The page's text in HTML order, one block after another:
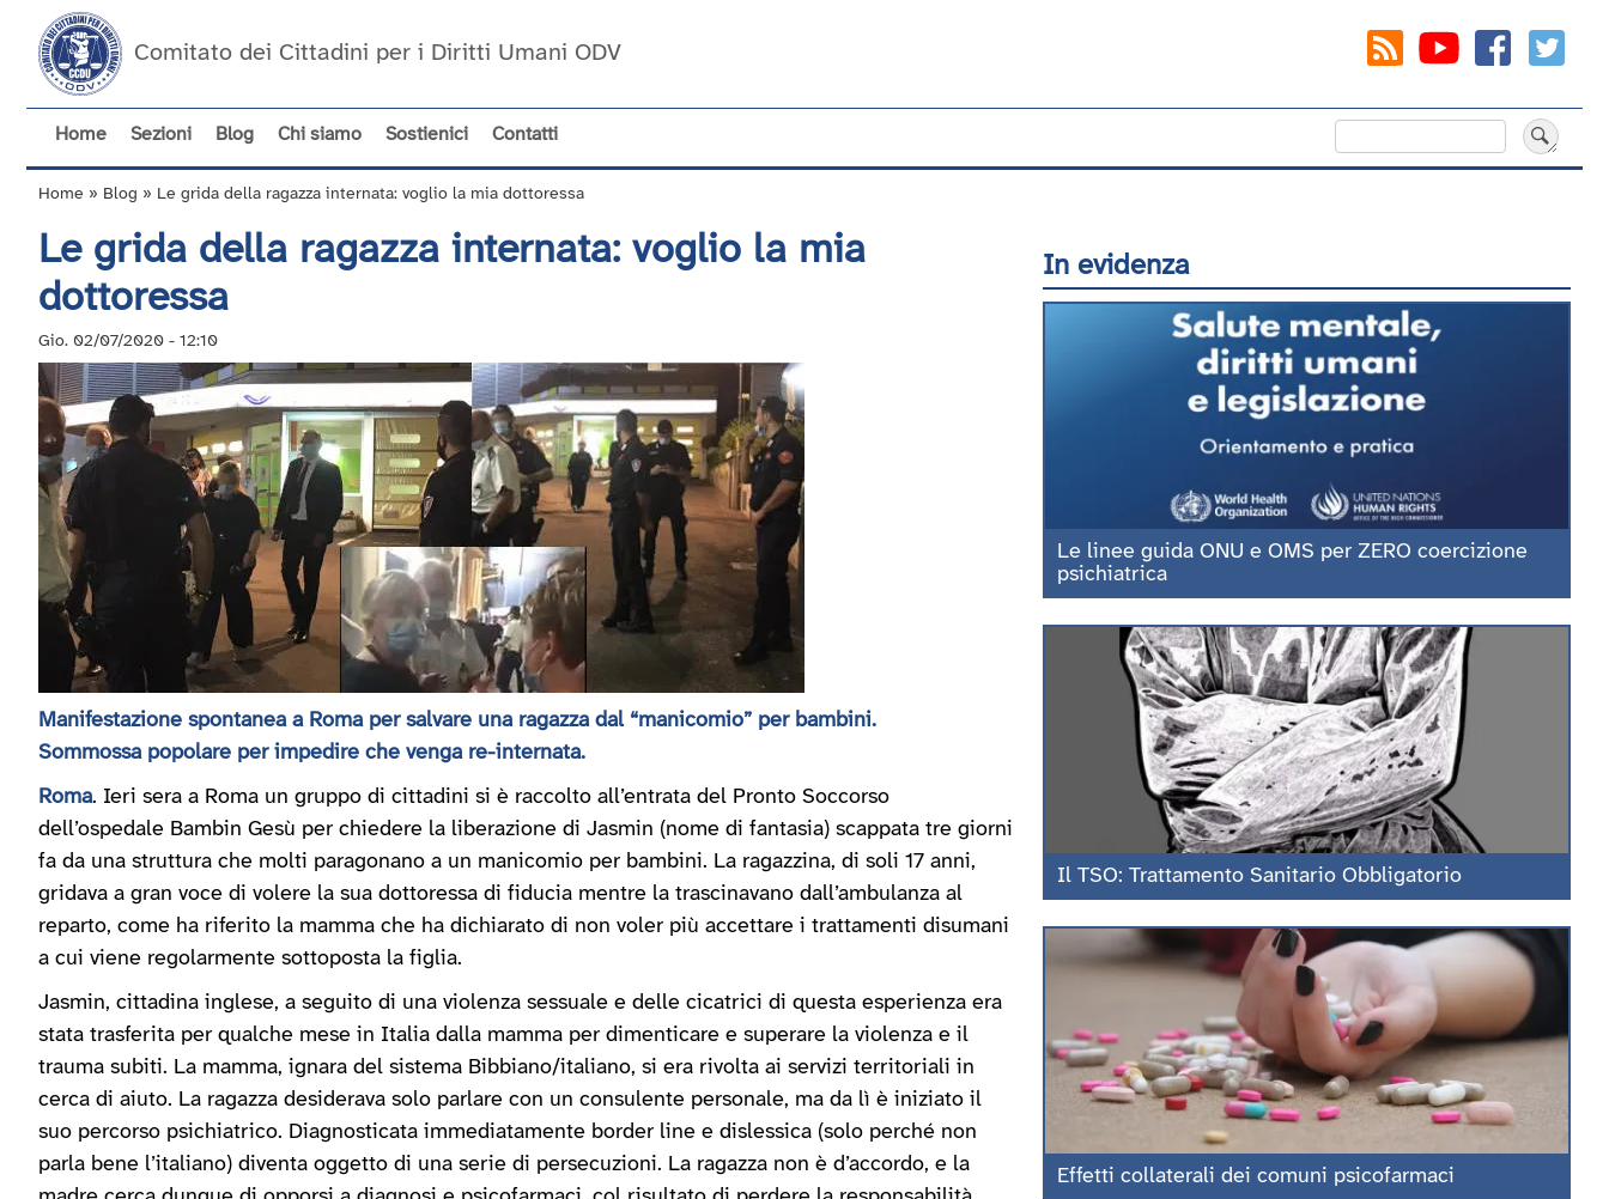
contenuto
principale
Comitato dei Cittadini per i Diritti Umani ODV
Navigazione
principale
Home Sezioni Blog Chi siamo Sostienici Contatti
di
pane
Home Blog Le grida della ragazza internata: voglio la mia dottoressa
Le grida della ragazza internata: voglio la mia
dottoressa
Gio. 02/07/2020 - 12:10
Manifestazione spontanea a Roma per salvare una ragazza dal “manicomio” per bambini.
Sommossa popolare per impedire che venga re-internata.
Roma. Ieri sera a Roma un gruppo di cittadini si è raccolto all’entrata del Pronto Soccorso
dell’ospedale Bambin Gesù per chiedere la liberazione di Jasmin (nome di fantasia) scappata tre giorni
fa da una struttura che molti paragonano a un manicomio per bambini. La ragazzina, di soli 17 anni,
gridava a gran voce di volere la sua dottoressa di fiducia mentre la trascinavano dall’ambulanza al
reparto, come ha riferito la mamma che ha dichiarato di non voler più accettare i trattamenti disumani
a cui viene regolarmente sottoposta la figlia.
Jasmin, cittadina inglese, a seguito di una violenza sessuale e delle cicatrici di questa esperienza era
stata trasferita per qualche mese in Italia dalla mamma per dimenticare e superare la violenza e il
trauma subiti. La mamma, ignara del sistema Bibbiano/italiano, si era rivolta ai servizi territoriali in
cerca di aiuto. La ragazza desiderava solo parlare con un consulente personale, ma da lì è iniziato il
suo percorso psichiatrico. Diagnosticata immediatamente border line e dislessica (solo perché non
parla bene l’italiano) diventa oggetto di una serie di persecuzioni. La ragazza non è d’accordo, e la
In evidenza
Le linee guida ONU e OMS per ZERO coercizione
psichiatrica
Il TSO: Trattamento Sanitario Obbligatorio
Effetti collaterali dei comuni psicofarmaci